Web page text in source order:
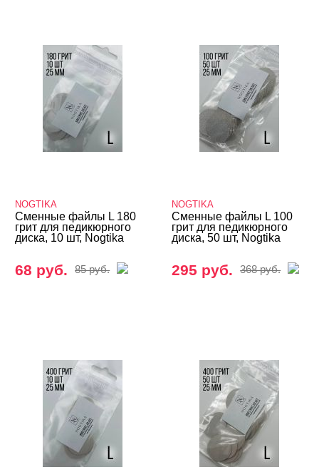
NOGTIKA
Сменные файлы L 180
грит для педикюрного
диска, 10 шт, Nogtika
68 руб. 85 руб.
NOGTIKA
Сменные файлы L 100
грит для педикюрного
диска, 50 шт, Nogtika
295 руб. 368 руб.